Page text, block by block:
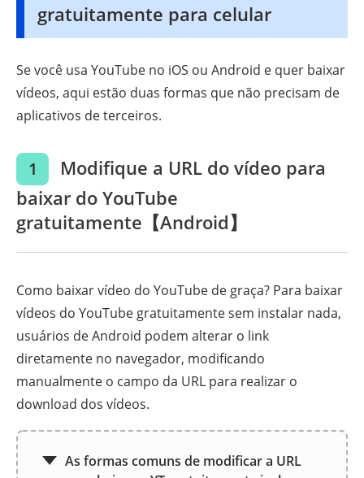
gratuitamente para celular
Se você usa YouTube no iOS ou Android e quer baixar
vídeos, aqui estão duas formas que não precisam de
aplicativos de terceiros.
1
Modifique a URL do vídeo para
baixar do YouTube
gratuitamente【Android】
Como baixar vídeo do YouTube de graça? Para baixar
vídeos do YouTube gratuitamente sem instalar nada,
usuários de Android podem alterar o link
diretamente no navegador, modificando
manualmente o campo da URL para realizar o
download dos vídeos.
As formas comuns de modificar a URL